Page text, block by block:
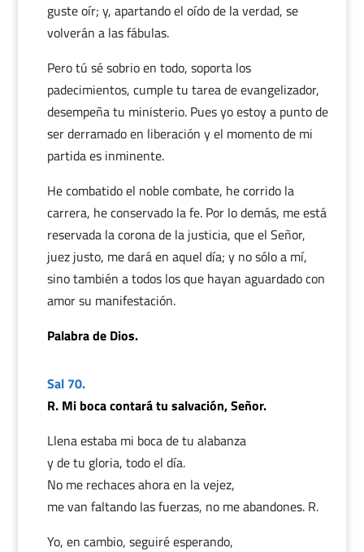
guste oír; y, apartando el oído de la verdad, se
volverán a las fábulas.
Pero tú sé sobrio en todo, soporta los
padecimientos, cumple tu tarea de evangelizador,
desempeña tu ministerio. Pues yo estoy a punto de
ser derramado en liberación y el momento de mi
partida es inminente.
He combatido el noble combate, he corrido la
carrera, he conservado la fe. Por lo demás, me está
reservada la corona de la justicia, que el Señor,
juez justo, me dará en aquel día; y no sólo a mí,
sino también a todos los que hayan aguardado con
amor su manifestación.
Palabra de Dios.
Sal 70.
R. Mi boca contará tu salvación, Señor.
Llena estaba mi boca de tu alabanza
y de tu gloria, todo el día.
No me rechaces ahora en la vejez,
me van faltando las fuerzas, no me abandones. R.
Yo, en cambio, seguiré esperando,